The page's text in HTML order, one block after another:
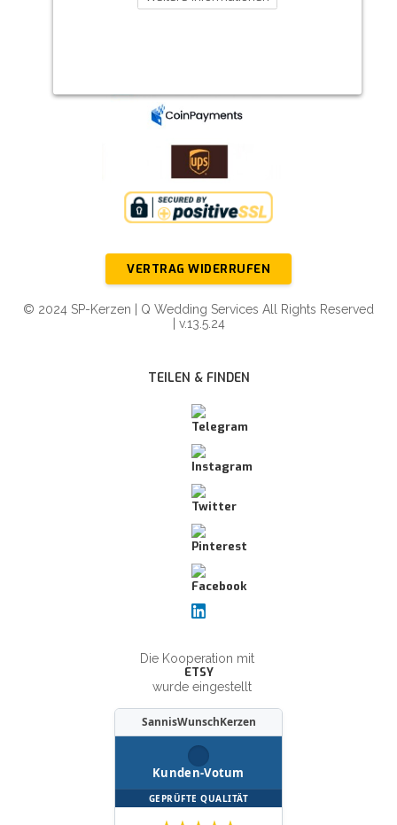
VERTRAG WIDERRUFEN
© 2024 SP-Kerzen | Q Wedding Services All Rights Reserved
| v.13.5.24
TEILEN & FINDEN
Die Kooperation mit
ETSY
wurde eingestellt
SannisWunschKerzen
Kunden-Votum
GEPRÜFTE QUALITÄT